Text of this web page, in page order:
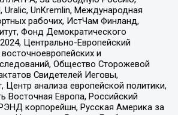
Uralic, UnKremlin, Международная
рабочих, ИстЧам Финланд,
Фонд Демократического
Центрально-Европейский
и
Общество Сторожевой
Свидетелей Иеговы,
Центр анализа европейской политики,
Восточная Европа, Российский
корпорейшн, Русская Америка за